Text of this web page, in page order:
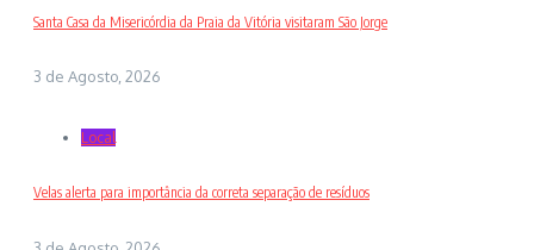
Santa Casa da Misericórdia da Praia da Vitória visitaram São Jorge
3 de Agosto, 2026
Local
Velas alerta para importância da correta separação de resíduos